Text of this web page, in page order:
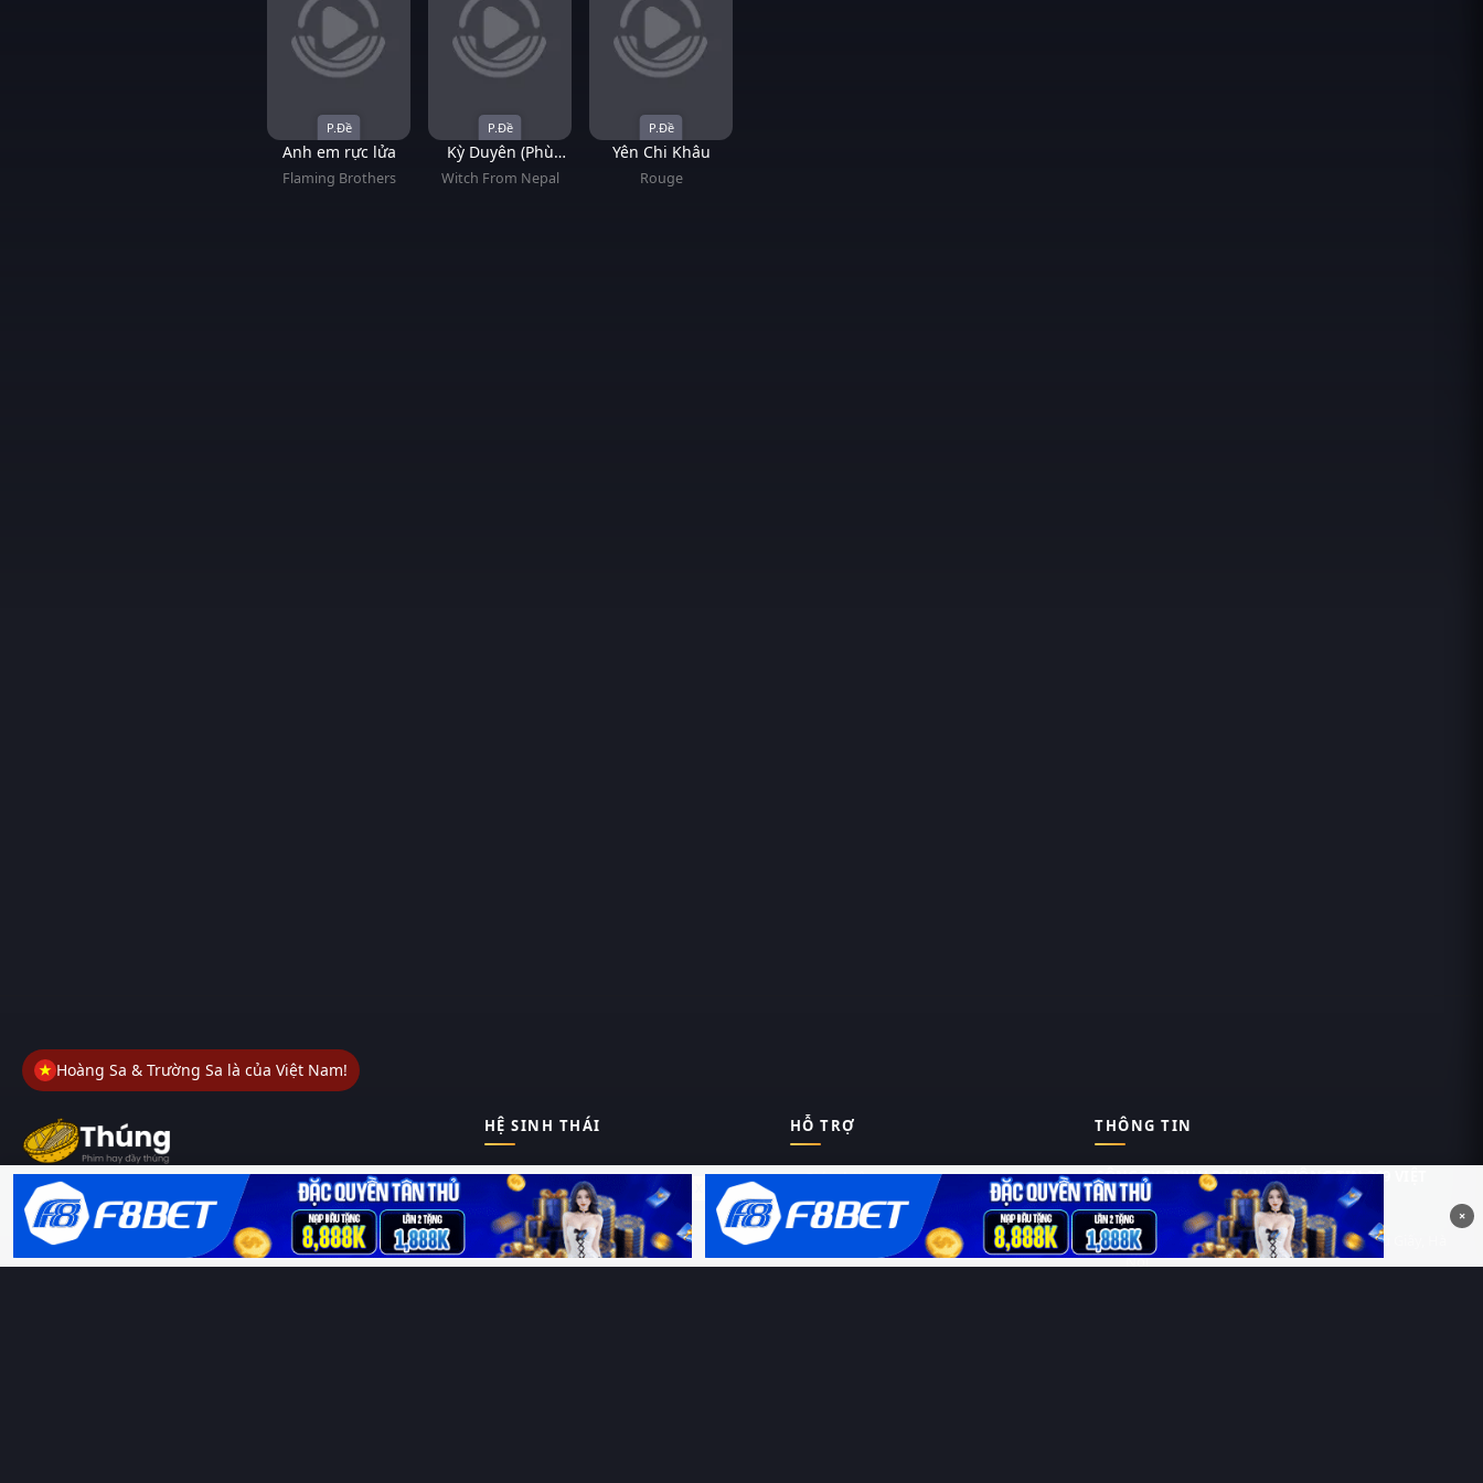
P.Đề
Anh em rực lửa
Flaming Brothers
P.Đề
Kỳ Duyên (Phù
Thủy Từ Nepal)
Witch From Nepal
P.Đề
Yên Chi Khâu
Rouge
Hoàng Sa & Trường Sa là của Việt Nam!
Thungphim– Kho phim không đáy. Xem phim online miễn phí
HD 4K Vietsub, thuyết minh, lồng tiếng. Cập nhật nhanh 24/7,
không quảng cáo.
HỆ SINH THÁI
Thungphim ĐANG XEM
RoPhim
HỖ TRỢ
Giới thiệu
Liên hệ
Hỏi – Đáp
Chính sách bảo mật
THÔNG TIN
CÔNG TY TNHH DỊCH VỤ THÔNG TIN 369 VIỆT
NAM
Tầng 6, Tòa nhà Việt Á, Số 9 Duy Tân, Cầu Giấy, Hà
Nội
×